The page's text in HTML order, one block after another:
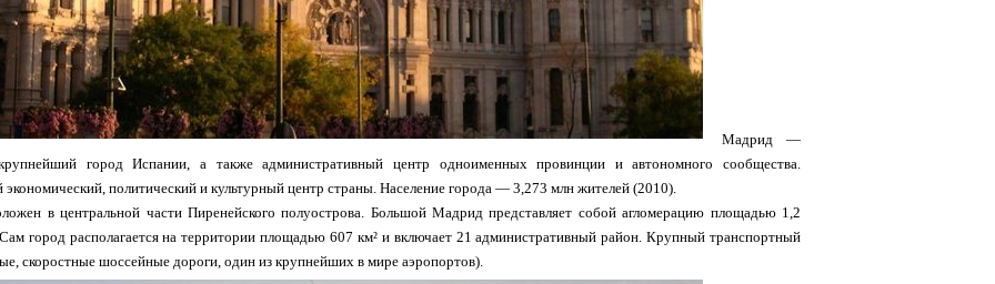
Мадрид —
город Испании, а также административный центр одноименных провинции и автономного сообщества.
политический и культурный центр страны. Население города — 3,273 млн жителей (2010).
в центральной части Пиренейского полуострова. Большой Мадрид представляет собой агломерацию площадью 1,2
город располагается на территории площадью 607 км² и включает 21 административный район. Крупный транспортный
скоростные шоссейные дороги, один из крупнейших в мире аэропортов).